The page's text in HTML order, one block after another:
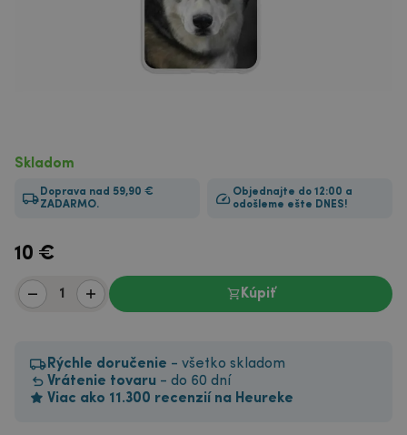
Skladom
Doprava nad 59,90 €
ZADARMO.
Objednajte do 12:00 a
odošleme ešte DNES!
10 €
Kúpiť
Rýchle doručenie - všetko skladom
Vrátenie tovaru - do 60 dní
Viac ako 11.300 recenzií na Heureke